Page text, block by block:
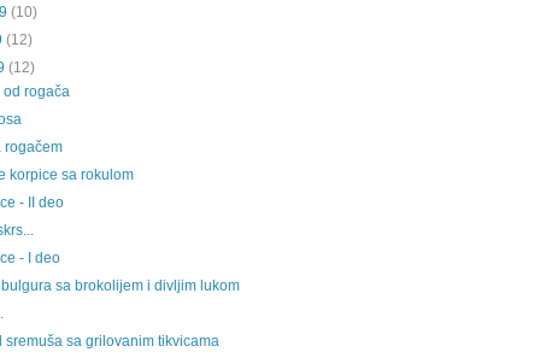
(10)
(12)
(12)
rogača
rogačem
korpice sa rokulom
- II deo
- I deo
sa brokolijem i divljim lukom
sremuša sa grilovanim tikvicama